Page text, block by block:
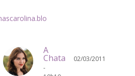
A
Chata
02/03/2011
-